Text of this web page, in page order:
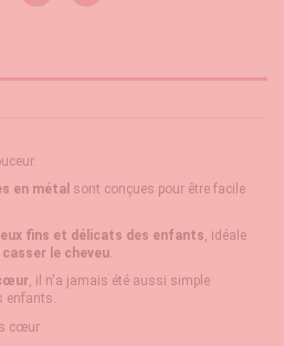
en métal sont conçues pour être facile
fins et délicats des enfants , idéale
casser le cheveu
, il n'a jamais été aussi simple
enfants.
cœur